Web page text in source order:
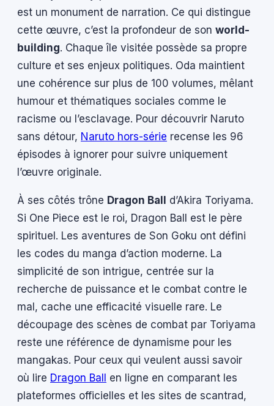
est un monument de narration. Ce qui distingue
cette œuvre, c’est la profondeur de son world-
building. Chaque île visitée possède sa propre
culture et ses enjeux politiques. Oda maintient
une cohérence sur plus de 100 volumes, mêlant
humour et thématiques sociales comme le
racisme ou l’esclavage. Pour découvrir Naruto
sans détour, Naruto hors-série recense les 96
épisodes à ignorer pour suivre uniquement
l’œuvre originale.
À ses côtés trône Dragon Ball d’Akira Toriyama.
Si One Piece est le roi, Dragon Ball est le père
spirituel. Les aventures de Son Goku ont défini
les codes du manga d’action moderne. La
simplicité de son intrigue, centrée sur la
recherche de puissance et le combat contre le
mal, cache une efficacité visuelle rare. Le
découpage des scènes de combat par Toriyama
reste une référence de dynamisme pour les
mangakas. Pour ceux qui veulent aussi savoir
où lire Dragon Ball en ligne en comparant les
plateformes officielles et les sites de scantrad,